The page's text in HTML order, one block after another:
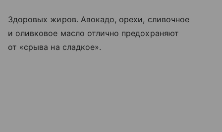
Здоровых жиров. Авокадо, орехи, сливочное
и оливковое масло отлично предохраняют
от «срыва на сладкое».